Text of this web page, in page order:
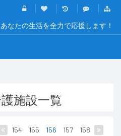
あなたの生活を全力で応援します！
施設一覧
154 155 156 157 158